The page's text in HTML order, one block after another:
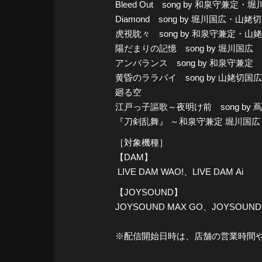
Bleed Out song by 和泉守兼定・堀
Diamond song by 堀川国広・山姥
虎視眈々 song by 和泉守兼定・山
陽だまりの記憶 song by 堀川国広
アンバランス song by 和泉守兼定
黄昏のララバイ song by 山姥切国広
廻る空
江戸っ子謳歌～夜明け前 song by
『刀剣乱舞』 ～和泉守兼定 堀川国
［対象機種］
【DAM】
LIVE DAM WAO!、LIVE DAM Ai
【JOYSOUND】
JOYSOUND MAX GO、
※配信開始日時は、店舗の営業時間